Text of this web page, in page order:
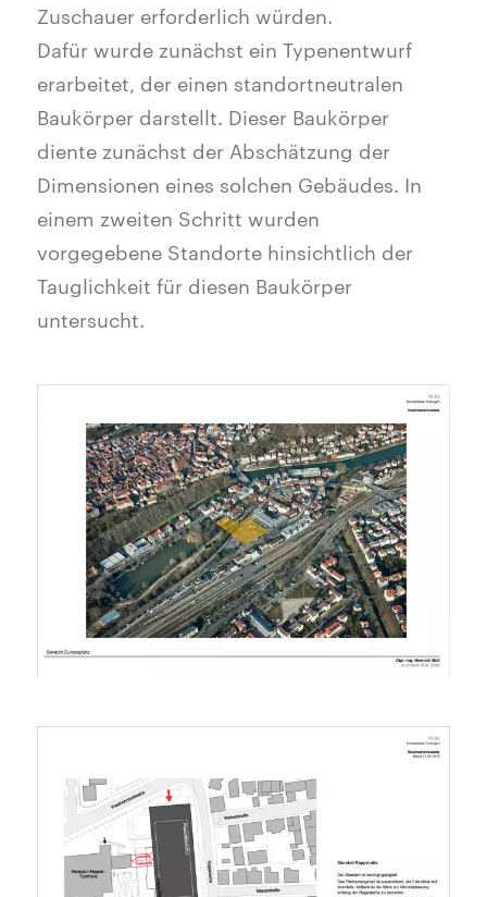
Zuschauer erforderlich würden.
Dafür wurde zunächst ein Typenentwurf
erarbeitet, der einen standortneutralen
Baukörper darstellt. Dieser Baukörper
diente zunächst der Abschätzung der
Dimensionen eines solchen Gebäudes. In
einem zweiten Schritt wurden
vorgegebene Standorte hinsichtlich der
Tauglichkeit für diesen Baukörper
untersucht.